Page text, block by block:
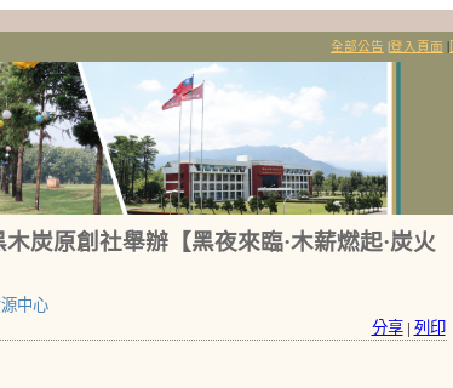
全部公告 登入頁面
炭原創社舉辦【黑夜來臨·木薪燃起·炭火
中心
分享 | 列印